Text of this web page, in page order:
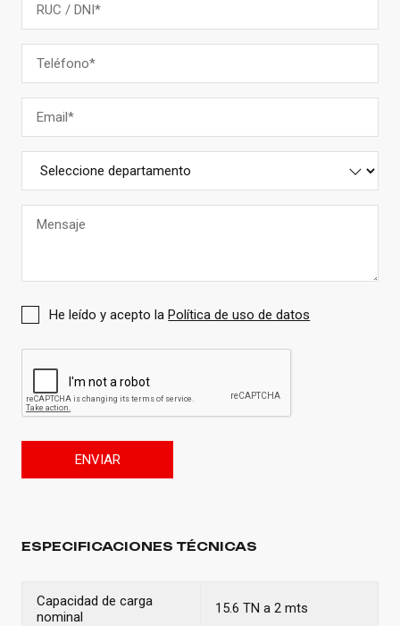
He leído y acepto laPolítica de uso de datos
ENVIAR
ESPECIFICACIONES TÉCNICAS
Capacidad de carga
nominal
15.6 TN a 2 mts